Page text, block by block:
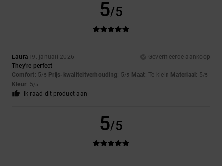
5/5
Laura19. januari 2026
Geverifieerde aankoop
They're perfect
Comfort: 5/5 Prijs-kwaliteitverhouding: 5/5 Maat: Te klein Materiaal : 5/5
Kleur: 5/5
Ik raad dit product aan
5/5